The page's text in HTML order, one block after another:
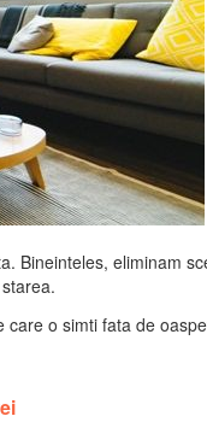
Bineinteles, eliminam
o simti fata de